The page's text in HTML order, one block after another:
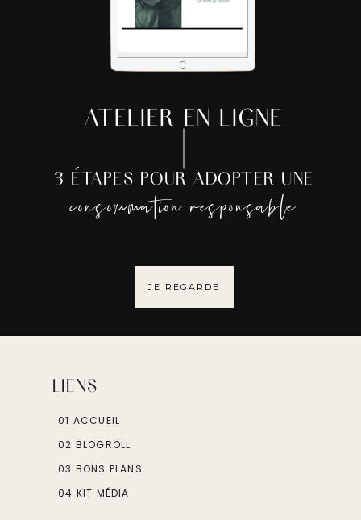
ATELIER EN LIGNE
3 ÉTAPES POUR ADOPTER UNE
consommation responsable
JE REGARDE
LIENS
.01 ACCUEIL
.02 BLOGROLL
.03 BONS PLANS
.04 KIT MÉDIA